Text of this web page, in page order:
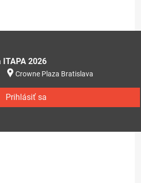
2026
Crowne Plaza Bratislava
Prihlásiť sa